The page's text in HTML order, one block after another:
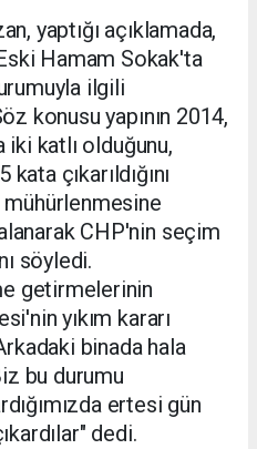
yaptığı açıklamada,
Hamam Sokak'ta
ilgili
konusu yapının 2014,
iki katlı olduğunu,
çıkarıldığını
mühürlenmesine
CHP'nin seçim
söyledi.
getirmelerinin
yıkım kararı
binada hala
bu durumu
ertesi gün
dedi.